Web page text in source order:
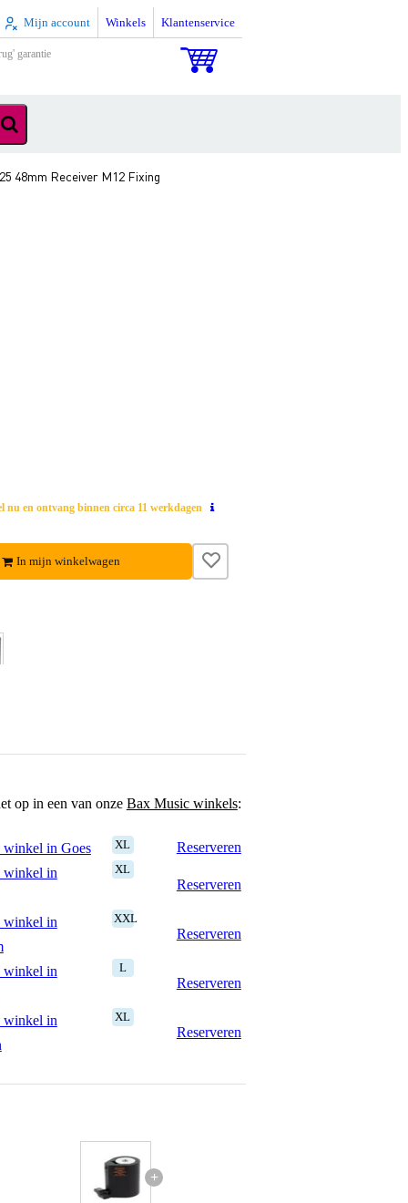
Mijn account Winkels Klantenservice
garantie
48mm Receiver M12 Fixing
nu en ontvang binnen circa 11 werkdagen
In mijn winkelwagen
op in een van onze Bax Music winkels:
in Goes XL
Reserveren
winkel in
XL
Reserveren
winkel in
XXL
Reserveren
winkel in
L
Reserveren
winkel in
XL
Reserveren
+